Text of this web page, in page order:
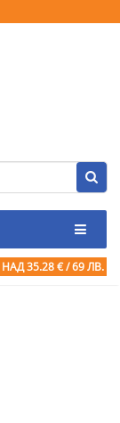
НАД 35.28 € / 69 ЛВ.